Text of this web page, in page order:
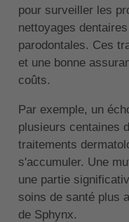
pour surveiller les
nettoyages
parodontales. Ces
et une bonne
coûts.
Par exemple, un
plusieurs centaines
traitements
s'accumuler. Une
une partie
soins de santé plus
de Sphynx.